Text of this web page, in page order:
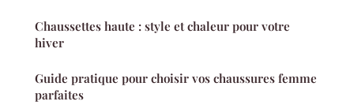
Chaussettes haute : style et chaleur pour votre
hiver
Guide pratique pour choisir vos chaussures femme
parfaites